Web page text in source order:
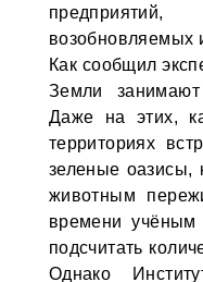
возобновляемых
Как сообщил
Земли
Даже на этих,
территориях
зеленые оазисы,
животным
времени
подсчитать
Однако